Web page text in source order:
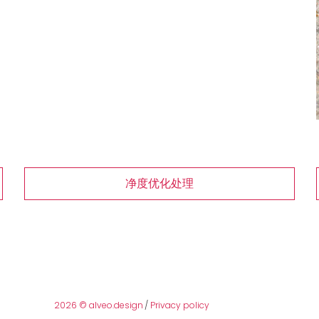
净度优化处理
2026 © alveo.design / Privacy policy